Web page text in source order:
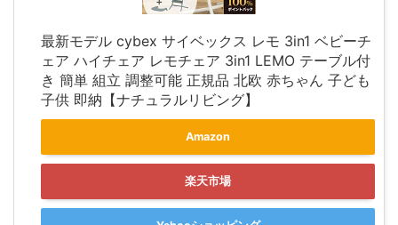
最新モデル cybex サイベックス レモ 3in1 ベビーチ
ェア ハイチェア レモチェア 3in1 LEMO テーブル付
き 簡単 組立 調整可能 正規品 北欧 赤ちゃん 子ども
子供 即納【ナチュラルリビング】
Amazon
楽天市場